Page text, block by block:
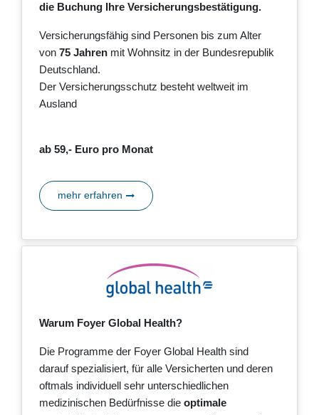
die Buchung Ihre Versicherungsbestätigung.
Versicherungsfähig sind Personen bis zum Alter
von 75 Jahren mit Wohnsitz in der Bundesrepublik
Deutschland.
Der Versicherungsschutz besteht weltweit im
Ausland
ab 59,- Euro pro Monat
mehr erfahren
Warum Foyer Global Health?
Die Programme der Foyer Global Health sind
darauf spezialisiert, für alle Versicherten und deren
oftmals individuell sehr unterschiedlichen
medizinischen Bedürfnisse die optimale